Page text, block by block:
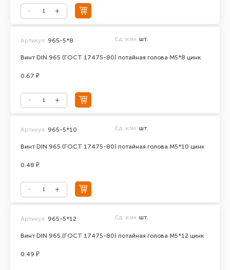
Винт DIN 965 (ГОСТ 17475-80) потайная голова М5*8 цинк
Артикул: 965-5*8 Ед. изм. шт.
0.67 ₽
Винт DIN 965 (ГОСТ 17475-80) потайная голова М5*10 цинк
Артикул: 965-5*10 Ед. изм. шт.
0.48 ₽
Винт DIN 965 (ГОСТ 17475-80) потайная голова М5*12 цинк
Артикул: 965-5*12 Ед. изм. шт.
0.49 ₽